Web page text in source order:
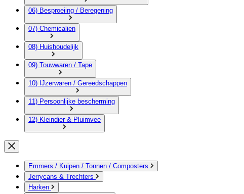
06) Besproeiing / Beregening
07) Chemicalien
08) Huishoudelijk
09) Touwwaren / Tape
10) IJzerwaren / Gereedschappen
11) Persoonlijke bescherming
12) Kleindier & Pluimvee
Emmers / Kuipen / Tonnen / Composters
Jerrycans & Trechters
Harken